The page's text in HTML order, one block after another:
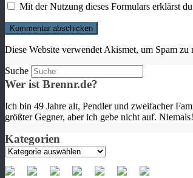
Mit der Nutzung dieses Formulars erklärst
Diese Website verwendet Akismet, um Spam zu
Suche
Wer ist Brennr.de?
Ich bin 49 Jahre alt, Pendler und zweifacher
größter Gegner, aber ich gebe nicht auf. Niemals!
Kategorien
Kategorien